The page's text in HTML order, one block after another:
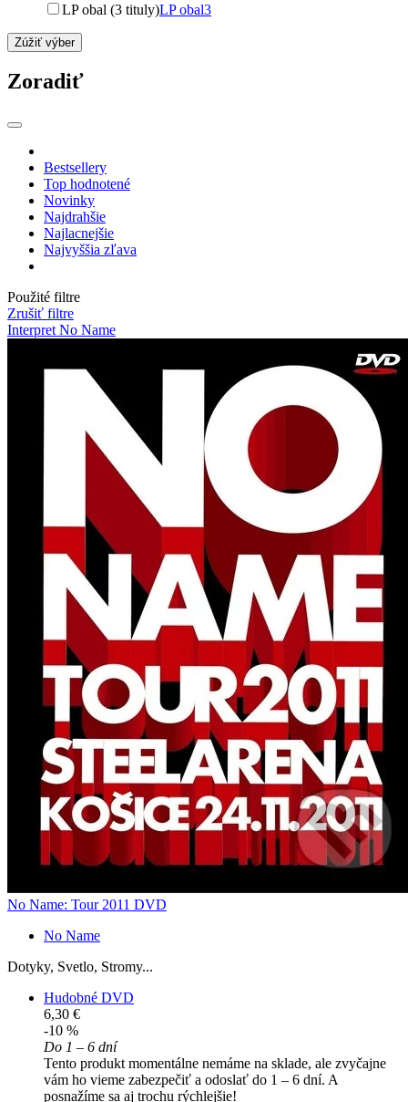
LP obal (3 tituly)LP obal3
Zúžiť výber
Zoradiť
Bestsellery
Top hodnotené
Novinky
Najdrahšie
Najlacnejšie
Najvyššia zľava
Použité filtre
Zrušiť filtre
Interpret No Name
No Name: Tour 2011 DVD
No Name
Dotyky, Svetlo, Stromy...
Hudobné DVD
6,30 €
-10 %
Do 1 – 6 dní
Tento produkt momentálne nemáme na sklade, ale zvyčajne
vám ho vieme zabezpečiť a odoslať do 1 – 6 dní. A
posnažíme sa aj trochu rýchlejšie!